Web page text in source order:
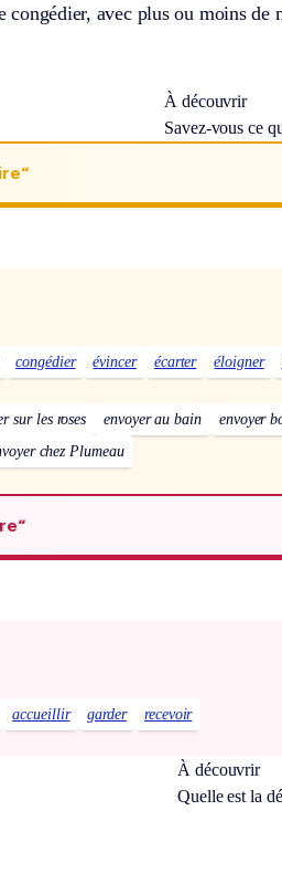
congédier, avec plus ou moins de
À découvrir
Savez-vous ce
congédier évincer écarter éloigner
sur les roses envoyer au bain envoyer
chez Plumeau
accueillir garder recevoir
À découvrir
Quelle est la